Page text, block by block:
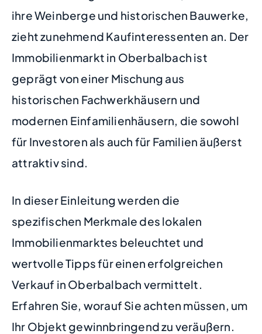
ihre Weinberge und historischen Bauwerke,
zieht zunehmend Kaufinteressenten an. Der
Immobilienmarkt in Oberbalbach ist
geprägt von einer Mischung aus
historischen Fachwerkhäusern und
modernen Einfamilienhäusern, die sowohl
für Investoren als auch für Familien äußerst
attraktiv sind.
In dieser Einleitung werden die
spezifischen Merkmale des lokalen
Immobilienmarktes beleuchtet und
wertvolle Tipps für einen erfolgreichen
Verkauf in Oberbalbach vermittelt.
Erfahren Sie, worauf Sie achten müssen, um
Ihr Objekt gewinnbringend zu veräußern.